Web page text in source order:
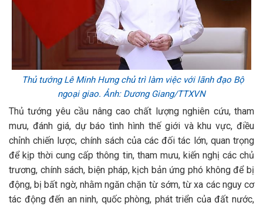
Thủ tướng Lê Minh Hưng chủ trì làm việc với lãnh đạo Bộ
ngoại giao. Ảnh: Dương Giang/TTXVN
Thủ tướng yêu cầu nâng cao chất lượng nghiên cứu, tham
mưu, đánh giá, dự báo tình hình thế giới và khu vực, điều
chỉnh chiến lược, chính sách của các đối tác lớn, quan trọng
để kịp thời cung cấp thông tin, tham mưu, kiến nghị các chủ
trương, chính sách, biện pháp, kịch bản ứng phó không để bị
động, bị bất ngờ, nhằm ngăn chặn từ sớm, từ xa các nguy cơ
tác động đến an ninh, quốc phòng, phát triển của đất nước,